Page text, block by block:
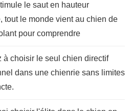
le saut en hauteur
tout le monde vient au chien de
pour comprendre
à choisir le seul chien directif
dans une chienrie sans limites